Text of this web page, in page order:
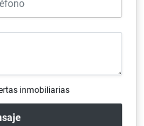
inmobiliarias